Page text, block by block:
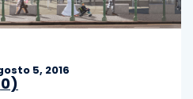
5, 2016
0)